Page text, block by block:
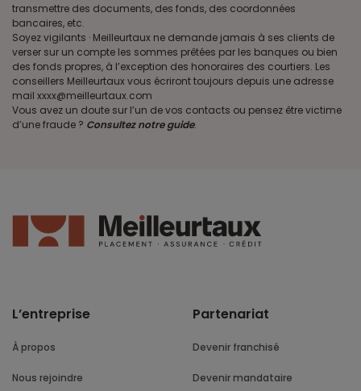
transmettre des documents, des fonds, des coordonnées
bancaires, etc.
Soyez vigilants · Meilleurtaux ne demande jamais à ses clients de
verser sur un compte les sommes prêtées par les banques ou bien
des fonds propres, à l’exception des honoraires des courtiers. Les
conseillers Meilleurtaux vous écriront toujours depuis une adresse
mail xxxx@meilleurtaux.com
Vous avez un doute sur l’un de vos contacts ou pensez être victime
d’une fraude ? Consultez notre guide.
L’entreprise
À propos
Nous rejoindre
Partenariat
Devenir franchisé
Devenir mandataire